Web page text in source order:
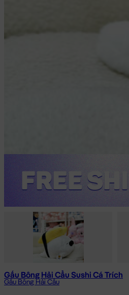
Gấu Bông Hải Cẩu Sushi Cá Trích
Gấu Bông Hải Cẩu